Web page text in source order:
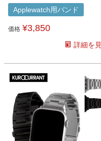
Applewatch用バンド
価格 ¥3,850
詳細を